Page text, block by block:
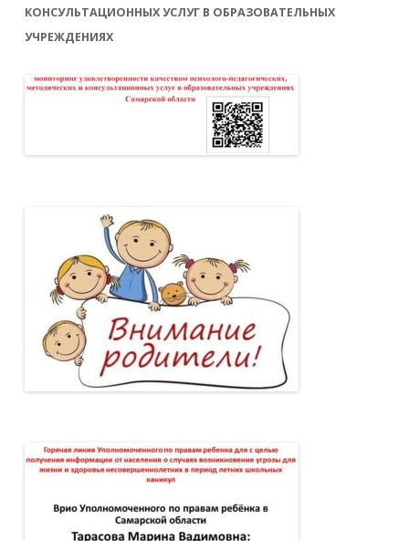
КОНСУЛЬТАЦИОННЫХ УСЛУГ В ОБРАЗОВАТЕЛЬНЫХ
УЧРЕЖДЕНИЯХ